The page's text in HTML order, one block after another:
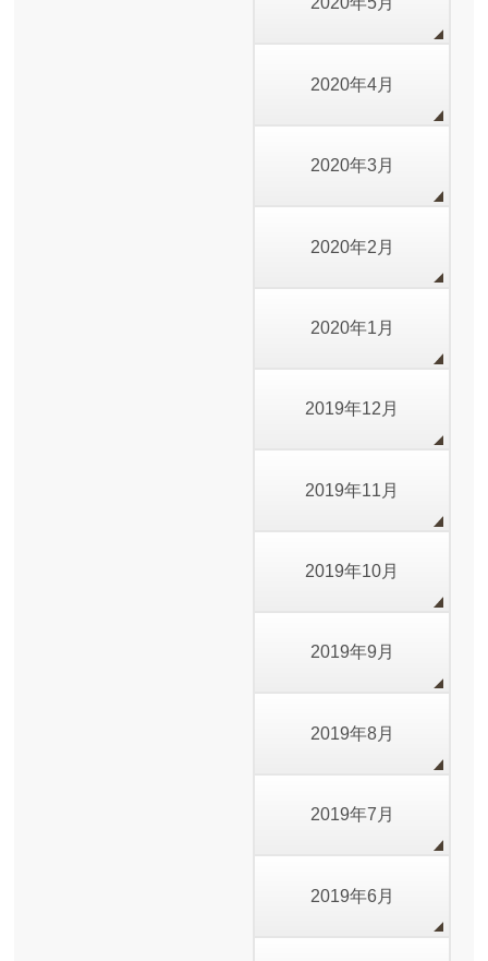
2020年4月
2020年3月
2020年2月
2020年1月
2019年12月
2019年11月
2019年10月
2019年9月
2019年8月
2019年7月
2019年6月